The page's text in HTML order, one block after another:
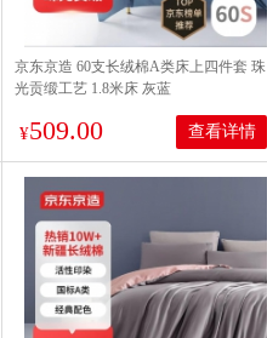
京东京造 60支长绒棉A类床上四件套 珠
光贡缎工艺 1.8米床 灰蓝
¥509.00 查看详情